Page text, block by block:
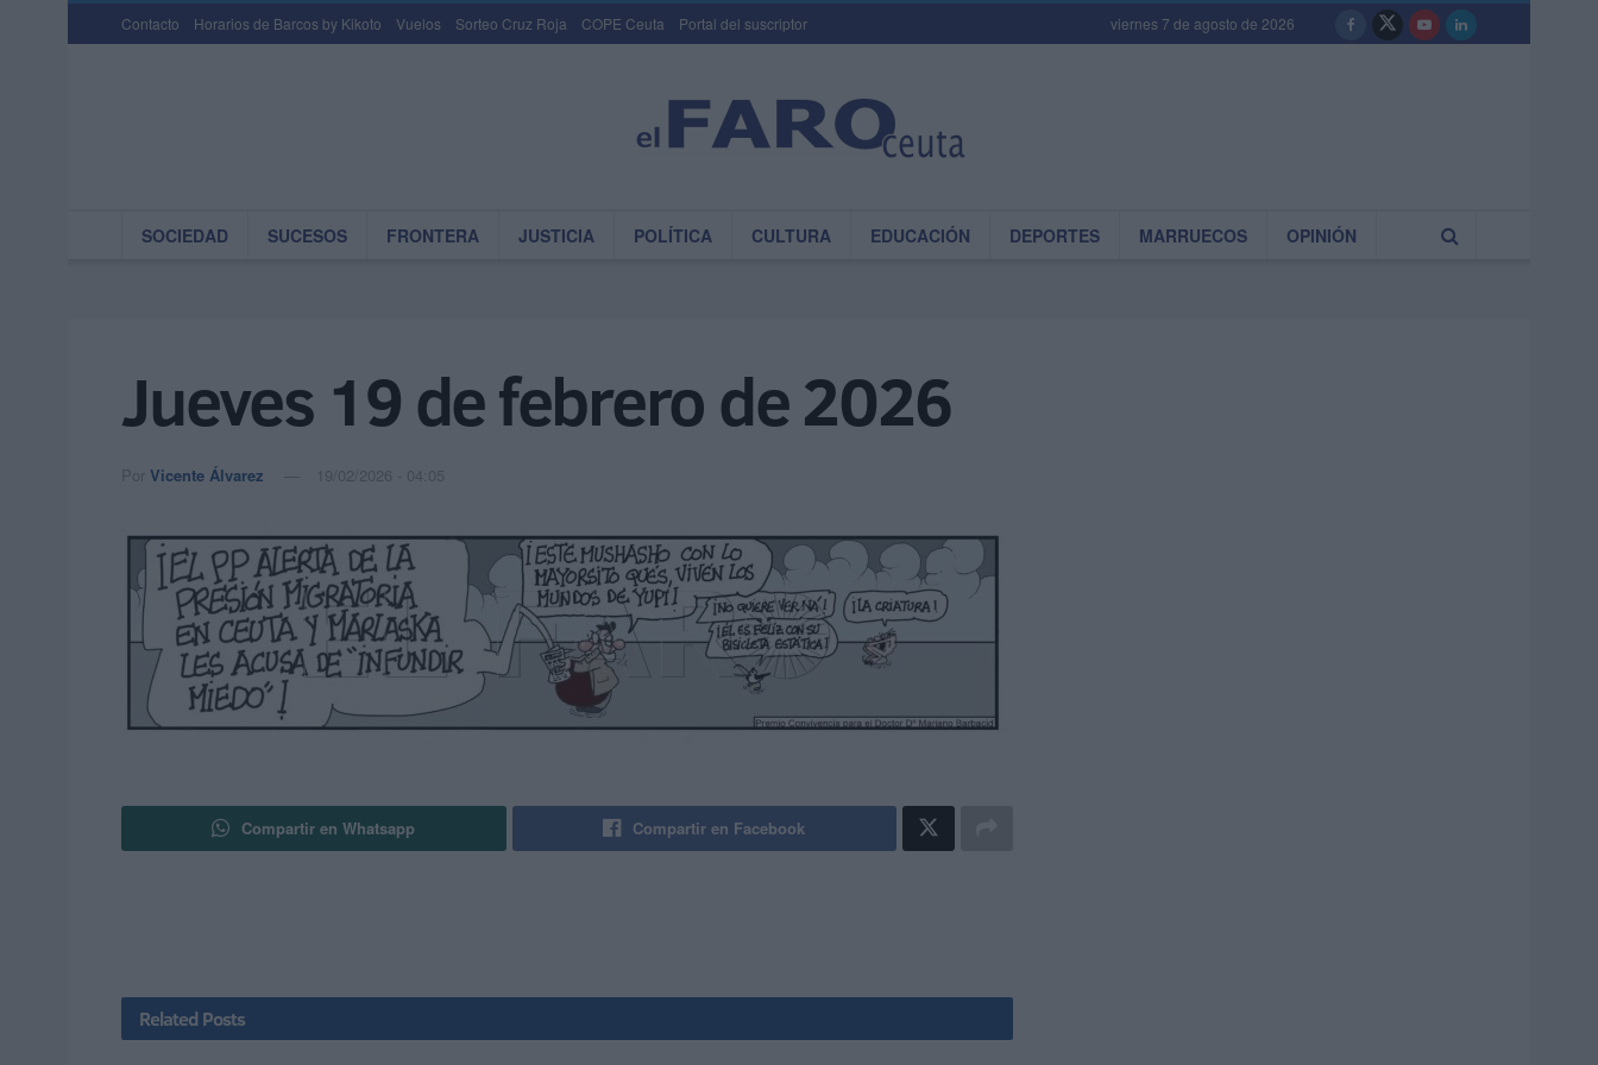
Contacto Horarios de Barcos by Kikoto Vuelos Sorteo Cruz Roja COPE Ceuta Portal del suscriptor viernes 7 de agosto de 2026
SOCIEDAD SUCESOS FRONTERA JUSTICIA POLÍTICA CULTURA EDUCACIÓN DEPORTES MARRUECOS OPINIÓN
Jueves 19 de febrero de 2026
Por Vicente Álvarez 19/02/2026 - 04:05
Compartir en Whatsapp Compartir en Facebook
Related Posts